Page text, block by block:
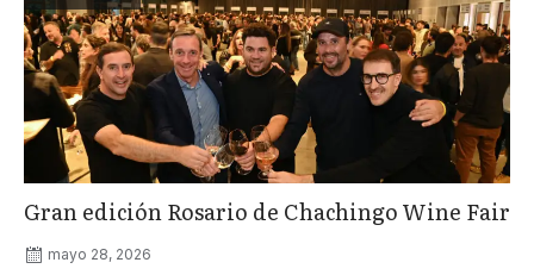
Gran edición Rosario de Chachingo Wine Fair
mayo 28, 2026